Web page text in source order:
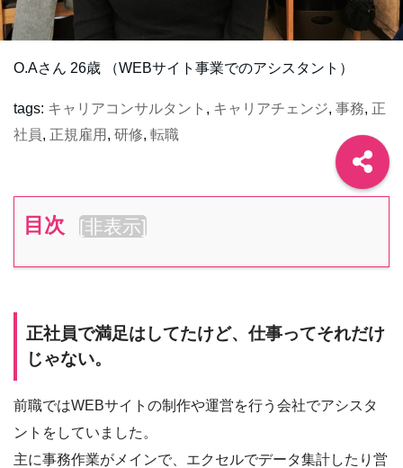
O.Aさん 26歳 （WEBサイト事業でのアシスタント）
tags: キャリアコンサルタント , キャリアチェンジ, 事務, 正
社員, 正規雇用 , 研修, 転職
目次 [非表示]
正社員で満足はしてたけど、仕事ってそれだけ
じゃない。
前職ではWEBサイトの制作や運営を行う会社でアシスタ
ントをしていました。
主に事務作業がメインで、エクセルでデータ集計したり営